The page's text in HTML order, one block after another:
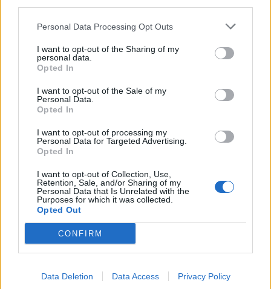
Personal Data Processing Opt Outs
I want to opt-out of the Sharing of my
personal data.
Opted In
I want to opt-out of the Sale of my
Personal Data.
Opted In
I want to opt-out of processing my
Personal Data for Targeted Advertising.
Opted In
I want to opt-out of Collection, Use,
Retention, Sale, and/or Sharing of my
Personal Data that Is Unrelated with the
Purposes for which it was collected.
Opted Out
CONFIRM
Data Deletion Data Access Privacy Policy
2026. augusztus 05., szerda
Agresszió, tartozások és javítások
tömbházakban